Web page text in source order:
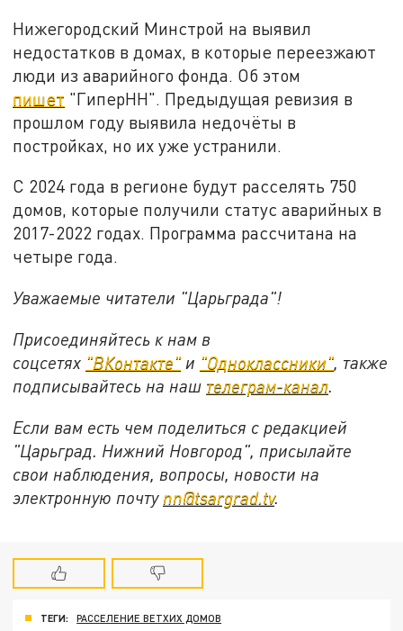
Нижегородский Минстрой на выявил
недостатков в домах, в которые переезжают
люди из аварийного фонда. Об этом
пишет "ГиперНН". Предыдущая ревизия в
прошлом году выявила недочёты в
постройках, но их уже устранили.
С 2024 года в регионе будут расселять 750
домов, которые получили статус аварийных в
2017-2022 годах. Программа рассчитана на
четыре года.
Уважаемые читатели "Царьграда"!
Присоединяйтесь к нам в
соцсетях "ВКонтакте" и "Одноклассники", также
подписывайтесь на наш телеграм-канал.
Если вам есть чем поделиться с редакцией
"Царьград. Нижний Новгород", присылайте
свои наблюдения, вопросы, новости на
электронную почту nn@tsargrad.tv.
ТЕГИ:
РАССЕЛЕНИЕ ВЕТХИХ ДОМОВ